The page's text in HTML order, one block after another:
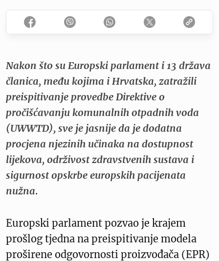
Nakon što su Europski parlament i 13 država
članica, među kojima i Hrvatska, zatražili
preispitivanje provedbe Direktive o
pročišćavanju komunalnih otpadnih voda
(UWWTD), sve je jasnije da je dodatna
procjena njezinih učinaka na dostupnost
lijekova, održivost zdravstvenih sustava i
sigurnost opskrbe europskih pacijenata
nužna.
Europski parlament pozvao je krajem
prošlog tjedna na preispitivanje modela
proširene odgovornosti proizvođača (EPR)